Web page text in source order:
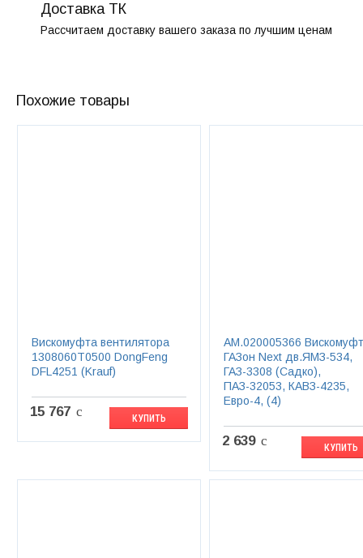
Доставка ТК
Рассчитаем доставку вашего заказа по лучшим ценам
Похожие товары
Вискомуфта вентилятора
1308060T0500 DongFeng
DFL4251 (Krauf)
15 767 c КУПИТЬ
AM.020005366
ГАЗон Next дв.ЯМЗ-534,
ГАЗ-3308 (Садко),
ПАЗ-32053, КАВЗ-4235,
Евро-4, (4)
2 639 c КУПИТЬ